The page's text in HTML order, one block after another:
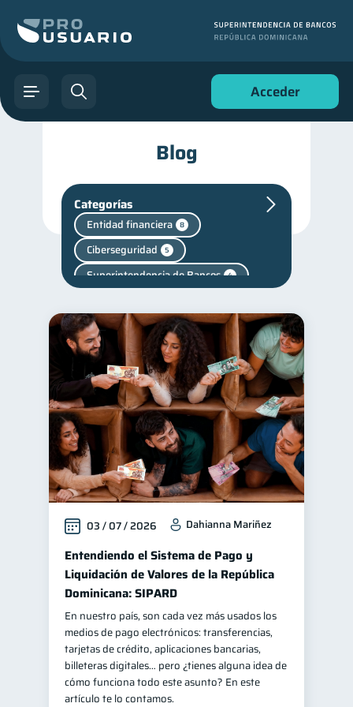
Acceder
Blog
Categorías
Entidad financiera 8
Ciberseguridad 5
Superintendencia de Bancos 4
Cuenta Inactiva
Finanzas en Pareja 1
Mipymes 1 Salud mental 1
Finanzas personales 44
Manejo de deudas 31
Educación financiera 31
Finanzas para jóvenes 30
Control de deudas 30
Finanzas familiares 25
Inclusión financiera 22
Bienestar financiero 22
Finanzas para mujeres
Seguridad financiera 13
Salud financiera 12
Productos financieros 11
03 / 07 / 2026 Dahianna Mariñez
Entendiendo el Sistema de Pago y
Liquidación de Valores de la República
Dominicana: SIPARD
En nuestro país, son cada vez más usados los
medios de pago electrónicos: transferencias,
tarjetas de crédito, aplicaciones bancarias,
billeteras digitales… pero ¿tienes alguna idea de
cómo funciona todo este asunto? En este
artículo te lo contamos.